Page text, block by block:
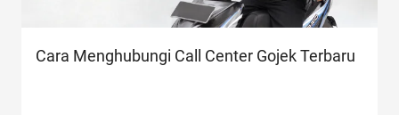
Cara Menghubungi Call Center Gojek Terbaru